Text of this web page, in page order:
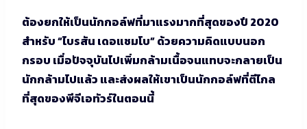
ต้องยกให้เป็นนักกอล์ฟที่มาแรงมากที่สุดของปี 2020
สำหรับ “ไบรสัน เดอแชมโบ” ด้วยความคิดแบบนอก
กรอบ เมื่อปัจจุบันไปเพิ่มกล้ามเนื้อจนแทบจะกลายเป็น
นักกล้ามไปแล้ว และส่งผลให้เขาเป็นนักกอล์ฟที่ตีไกล
ที่สุดของพีจีเอทัวร์ในตอนนี้